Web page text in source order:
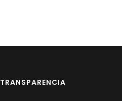
TRANSPARENCIA